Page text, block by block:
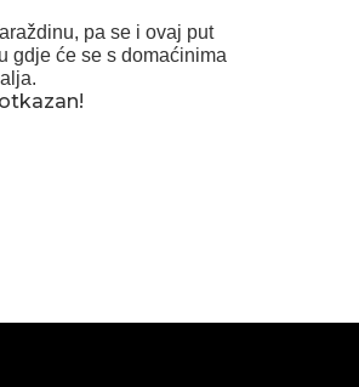
pa se i ovaj put
gdje će se s domaćinima